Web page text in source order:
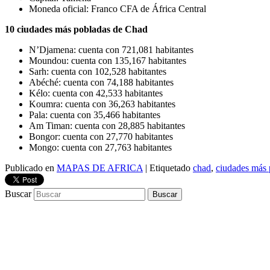
Moneda oficial: Franco CFA de África Central
10 ciudades más pobladas de Chad
N’Djamena: cuenta con 721,081 habitantes
Moundou: cuenta con 135,167 habitantes
Sarh: cuenta con 102,528 habitantes
Abéché: cuenta con 74,188 habitantes
Kélo: cuenta con 42,533 habitantes
Koumra: cuenta con 36,263 habitantes
Pala: cuenta con 35,466 habitantes
Am Timan: cuenta con 28,885 habitantes
Bongor: cuenta con 27,770 habitantes
Mongo: cuenta con 27,763 habitantes
Publicado en MAPAS DE AFRICA | Etiquetado chad, ciudades más
Buscar